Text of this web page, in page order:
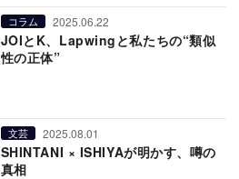
コラム 2025.06.22
JOIとK、Lapwingと私たちの“類似
性の正体”
文芸 2025.08.01
SHINTANI × ISHIYAが明かす、噂の
真相